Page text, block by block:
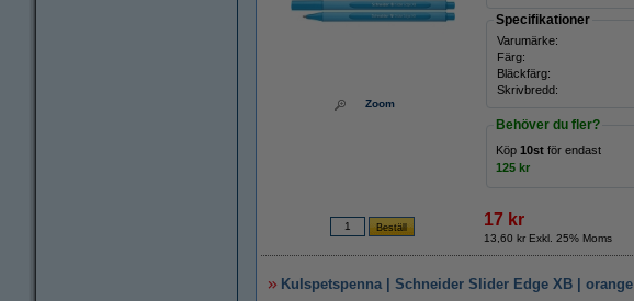
Zoom
Specifikationer
Varumärke:
Färg:
Bläckfärg:
Skrivbredd:
Behöver du fler?
Köp 10st för endast
125 kr
17 kr
13,60 kr Exkl. 25% Moms
Kulspetspenna | Schneider Slider Edge XB | orange